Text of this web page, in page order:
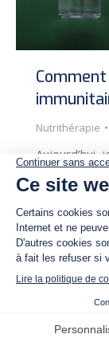
Nutrithérapie
Aujourd’hui,
adultes… En
nécessaires
vous
de votre
face à une